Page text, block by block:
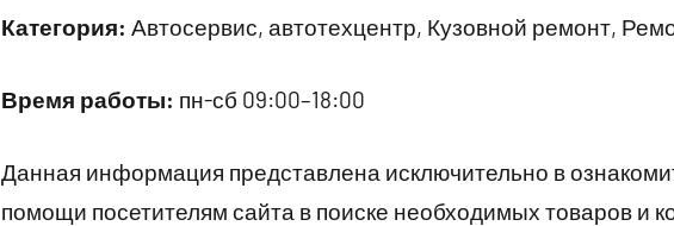
Категория: Автосервис, автотехцентр, Кузовной ремонт,
Время работы: пн-сб 09:00–18:00
Данная информация представлена исключительно в
помощи посетителям сайта в поиске необходимых товаров и